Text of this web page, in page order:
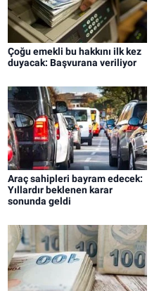
Çoğu emekli bu hakkını ilk kez
duyacak: Başvurana veriliyor
Araç sahipleri bayram edecek:
Yıllardır beklenen karar
sonunda geldi